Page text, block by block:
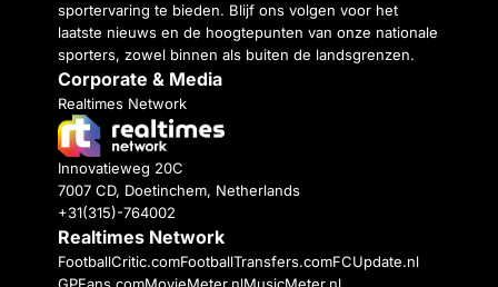
sportervaring te bieden. Blijf ons volgen voor het
laatste nieuws en de hoogtepunten van onze nationale
sporters, zowel binnen als buiten de landsgrenzen.
Corporate & Media
Realtimes Network
Innovatieweg 20C
7007 CD, Doetinchem, Netherlands
+31(315)-764002
Realtimes Network
FootballCritic.comFootballTransfers.comFCUpdate.nl